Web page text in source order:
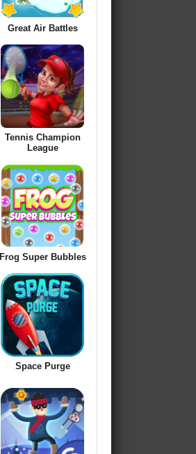
Great Air Battles
Tennis Champion
League
Frog Super Bubbles
Space Purge